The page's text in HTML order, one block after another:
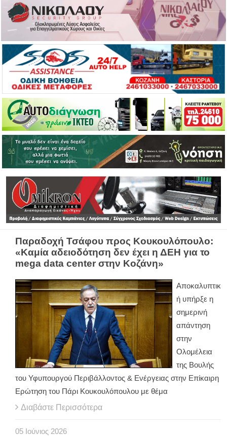
Παραδοχή Τσάφου προς Κουκουλόπουλο:
«Καμία αδειοδότηση δεν έχει η ΔΕΗ για το
mega data center στην Κοζάνη»
Αποκαλυπτικ
ή υπήρξε η
σημερινή
απάντηση
στην
Ολομέλεια
της Βουλής
του Υφυπουργού Περιβάλλοντος & Ενέργειας στην Επίκαιρη
Ερώτηση του Πάρι Κουκουλόπουλου με θέμα
Διαβάστε Περισσότερα
05 Ιούνιος 2026